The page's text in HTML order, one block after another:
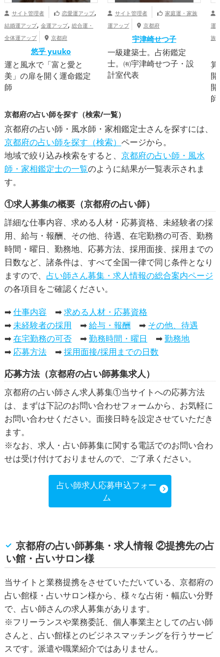
サイト管理者 恋愛運アップ,
結婚運アップ, 金運アップ, 総合運・
全体運アップ
京都府
悠乎 yuuko
運と風水で「富と愛と
美」の扉を開く運命鑑定
師
サイト管理者
家庭運・家族
運アップ
京都府
宇津崎せつ子
一級建築士。占術鑑定
士。㈲宇津崎せつ子・設
計室代表
運
族
師
京都府の占い師を探す（検索/一覧）
京都府の占い師・風水師・家相鑑定士さんを探すには、
京都府の占い師を探す（検索） ページから。
地域で絞り込み検索をすると、 京都府の占い師・風水
師・家相鑑定士の一覧のように結果が一覧表示されま
す。
①求人募集の概要（京都府の占い師）
詳細な仕事内容、求める人材・応募資格、未経験者の採
用、給与・報酬、その他、待遇、在宅勤務の可否、勤務
時間・曜日、勤務地、応募方法、採用面接、採用までの
日数など、諸条件は、すべて全国一律で同じ条件となり
ますので、 占い師さん募集・求人情報の総合案内ページ
の各項目をご確認ください。
➡仕事内容 ➡求める人材・応募資格
➡未経験者の採用 ➡給与・報酬 ➡ その他、待遇
➡在宅勤務の可否 ➡勤務時間・曜日 ➡勤務地
➡ 応募方法 ➡採用面接/採用までの日数
応募方法（京都府の占い師募集求人）
京都府の占い師さん求人募集①当サイトへの応募方法
は、まずは下記のお問い合わせフォームから、お気軽に
お問い合わせください。面接日時を設定させていただき
ます。
※なお、求人・占い師募集に関する電話でのお問い合わ
せは受け付けておりませんので、ご了承ください。
占い師求人応募申込フォー
ム
京都府の占い師募集・求人情報 ②提携先の占
い館・占いサロン様
当サイトと業務提携をさせていただいている、京都府の
占い館様・占いサロン様から、様々な占術・幅広い分野
で、占い師さんの求人募集があります。
※フリーランスや業務委託、個人事業主としての占い師
さんと、占い館様とのビジネスマッチングを行うサービ
スです。派遣や職業紹介ではありません。